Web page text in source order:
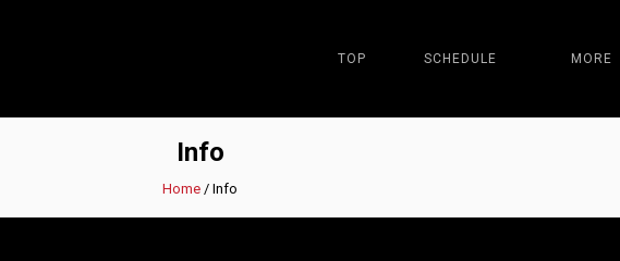
TOP SCHEDULE MORE
Info
Home / Info